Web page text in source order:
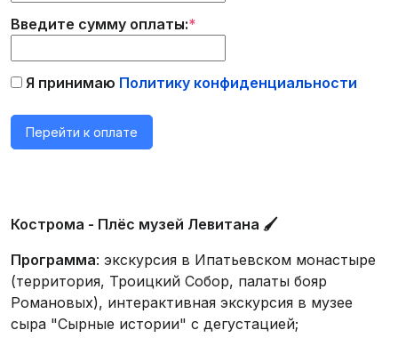
Введите сумму оплаты:*
Я принимаю Политику конфиденциальности
Кострома - Плёс музей Левитана 🖌
Программа: экскурсия в Ипатьевском монастыре
(территория, Троицкий Собор, палаты бояр
Романовых), интерактивная экскурсия в музее
сыра "Сырные истории" с дегустацией;